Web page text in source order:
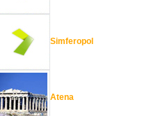
Simferopol
Atena